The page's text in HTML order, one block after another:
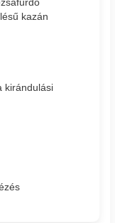
kazán
kirándulási